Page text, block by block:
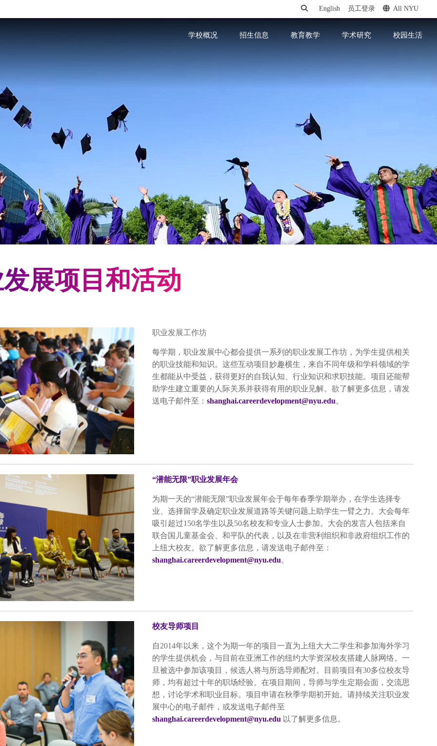
English 员工登录 All NYU
学校概况 招生信息 教育教学 学术研究 校园生活
展项目和活动
职业发展工作坊
每学期，职业发展中心都会提供一系列的职业发展工作坊，为学生提供相关
的职业技能和知识。这些互动项目妙趣横生，来自不同年级和学科领域的学
生都能从中受益，获得更好的自我认知、行业知识和求职技能。项目还能帮
助学生建立重要的人际关系并获得有用的职业见解。欲了解更多信息，请发
送电子邮件至： shanghai.careerdevelopment@nyu.edu。
“潜能无限”职业发展年会
为期一天的“潜能无限”职业发展年会于每年春季学期举办，在学生选择专
业、选择留学及确定职业发展道路等关键问题上助学生一臂之力。大会每年
吸引超过150名学生以及50名校友和专业人士参加。大会的发言人包括来自
联合国儿童基金会、和平队的代表，以及在非营利组织和非政府组织工作的
上纽大校友。欲了解更多信息，请发送电子邮件至：
shanghai.careerdevelopment@nyu.edu。
校友导师项目
自2014年以来，这个为期一年的项目一直为上纽大大二学生和参加海外学习
的学生提供机会，与目前在亚洲工作的纽约大学资深校友搭建人脉网络。一
旦被选中参加该项目，候选人将与所选导师配对。目前项目有30多位校友导
师，均有超过十年的职场经验。在项目期间，导师与学生定期会面，交流思
想，讨论学术和职业目标。项目申请在秋季学期初开始。请持续关注职业发
展中心的电子邮件，或发送电子邮件至
shanghai.careerdevelopment@nyu.edu以了解更多信息。